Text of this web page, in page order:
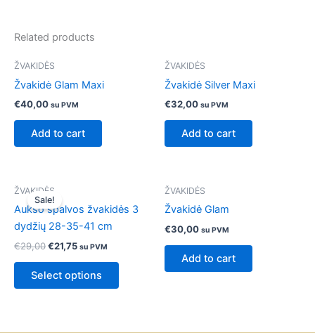
Related products
ŽVAKIDĖS
Žvakidė Glam Maxi
€40,00 su PVM
Add to cart
ŽVAKIDĖS
Žvakidė Silver Maxi
€32,00 su PVM
Add to cart
Sale!
ŽVAKIDĖS
Aukso spalvos žvakidės 3
dydžių 28-35-41 cm
€29,00
price
was:
€29,00.
€21,75
is:
su PVM
Select options
options
ŽVAKIDĖS
Žvakidė Glam
€30,00 su PVM
Add to cart